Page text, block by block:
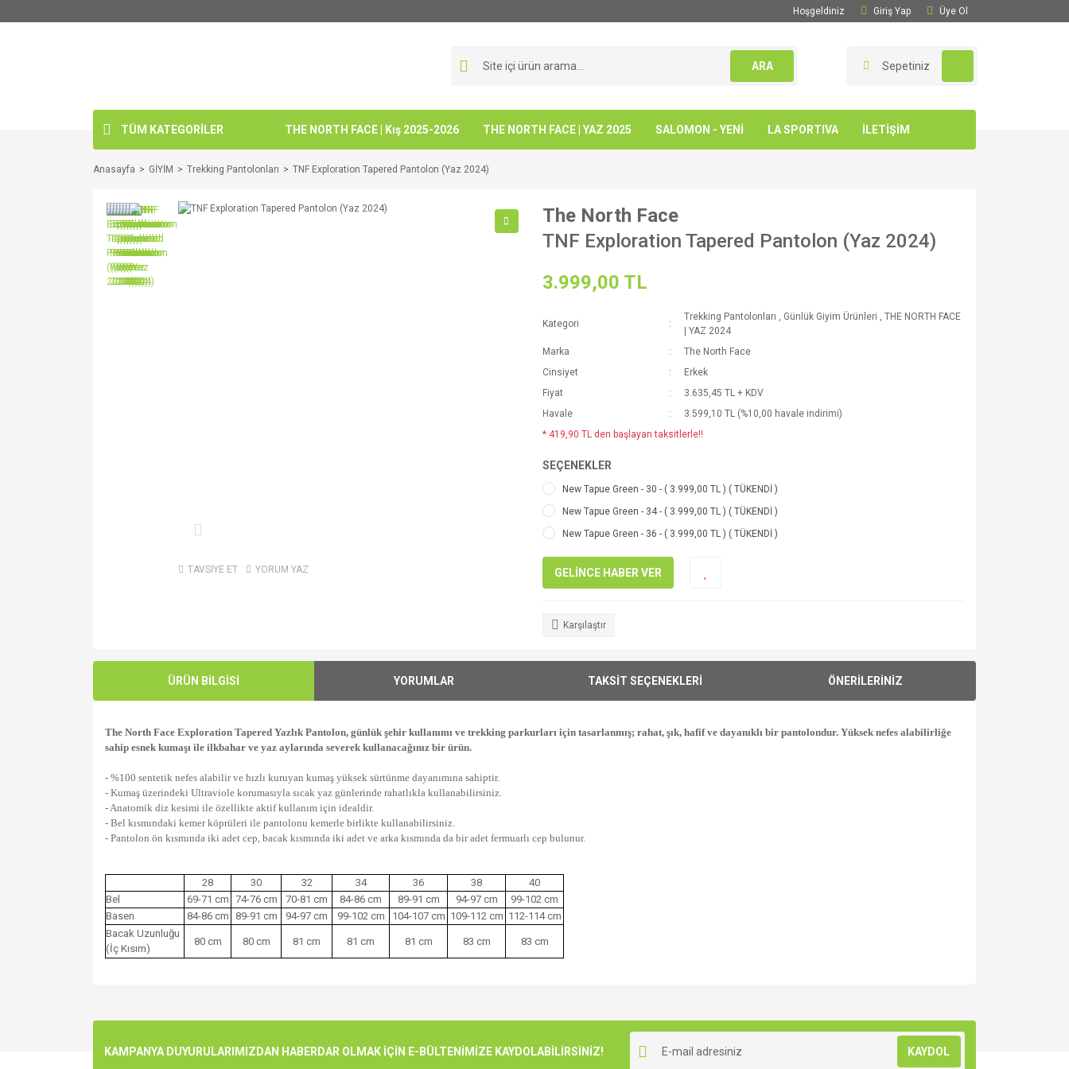
Hoşgeldiniz Giriş Yap Üye Ol
ARA Sepetiniz
TÜM KATEGORİLER THE NORTH FACE | Kış 2025-2026 THE NORTH FACE | YAZ 2025 SALOMON - YENİ LA SPORTIVA İLETİŞİM
Anasayfa GİYİM Trekking Pantolonları TNF Exploration Tapered Pantolon (Yaz 2024)
TAVSİYE ET YORUM YAZ
The North Face
TNF Exploration Tapered Pantolon (Yaz 2024)
3.999,00 TL
Kategori
Trekking Pantolonları , Günlük Giyim Ürünleri , THE NORTH FACE
| YAZ 2024
Marka
The North Face
Cinsiyet
Erkek
Fiyat
3.635,45 TL + KDV
Havale
3.599,10 TL (%10,00 havale indirimi)
* 419,90 TL den başlayan taksitlerle!!
SEÇENEKLER
New Tapue Green - 30 - ( 3.999,00 TL ) ( TÜKENDİ )
New Tapue Green - 34 - ( 3.999,00 TL ) ( TÜKENDİ )
New Tapue Green - 36 - ( 3.999,00 TL ) ( TÜKENDİ )
GELİNCE HABER VER
Karşılaştır
ÜRÜN BİLGİSİ YORUMLAR TAKSİT SEÇENEKLERİ ÖNERİLERİNİZ
The North Face Exploration Tapered Yazlık Pantolon, günlük şehir kullanımı ve trekking parkurları için tasarlanmış; rahat, şık, hafif ve dayanıklı bir pantolondur. Yüksek nefes alabilirliğe
sahip esnek kumaşı ile ilkbahar ve yaz aylarında severek kullanacağınız bir ürün.
- %100 sentetik nefes alabilir ve hızlı kuruyan kumaş yüksek sürtünme dayanımına sahiptir.
- Kumaş üzerindeki Ultraviole korumasıyla sıcak yaz günlerinde rahatlıkla kullanabilirsiniz.
- Anatomik diz kesimi ile özellikte aktif kullanım için idealdir.
- Bel kısmındaki kemer köprüleri ile pantolonu kemerle birlikte kullanabilirsiniz.
- Pantolon ön kısmında iki adet cep, bacak kısmında iki adet ve arka kısmında da bir adet fermuarlı cep bulunur.
28 30 32 34 36 38
40
Bel
69-71 cm 74-76 cm 70-81 cm 84-86 cm 89-91 cm 94-97 cm
99-102 cm
Basen
84-86 cm 89-91 cm 94-97 cm 99-102 cm 104-107 cm 109-112 cm 112-114 cm
Bacak Uzunluğu
(İç Kısım)
80 cm 80 cm 81 cm 81 cm 81 cm 83 cm 83 cm
Ürün resmi kalitesiz, bozuk veya görüntülenemiyor.
KAMPANYA DUYURULARIMIZDAN HABERDAR OLMAK İÇİN E-BÜLTENİMİZE KAYDOLABİLİRSİNİZ! KAYDOL